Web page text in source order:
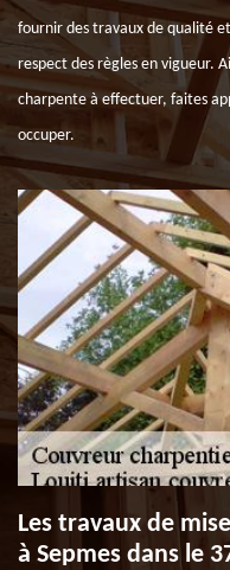
fournir des travaux de qualité
respect des règles en vigueur.
charpente à effectuer, faites
occuper.
Les travaux de
à Sepmes dans le